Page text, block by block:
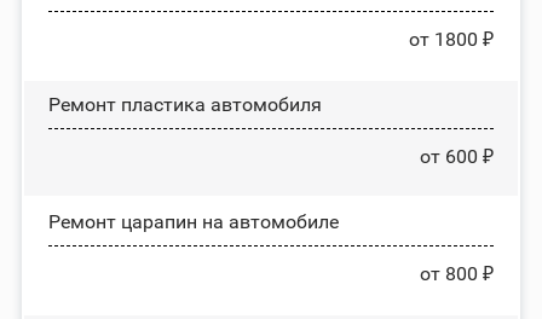
от 1800 ₽
Ремонт пластика автомобиля
от 600 ₽
Ремонт царапин на автомобиле
от 800 ₽